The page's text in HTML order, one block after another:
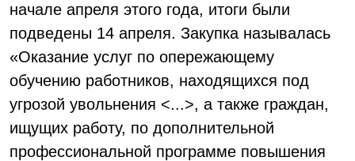
начале апреля этого года, итоги были
подведены 14 апреля. Закупка называлась
«Оказание услуг по опережающему
обучению работников, находящихся под
угрозой увольнения <...>, а также граждан,
ищущих работу, по дополнительной
профессиональной программе повышения